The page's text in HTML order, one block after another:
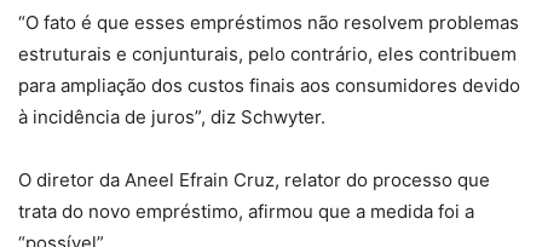
“O fato é que esses empréstimos não resolvem problemas
estruturais e conjunturais, pelo contrário, eles contribuem
para ampliação dos custos finais aos consumidores devido
à incidência de juros”, diz Schwyter.
O diretor da Aneel Efrain Cruz, relator do processo que
trata do novo empréstimo, afirmou que a medida foi a